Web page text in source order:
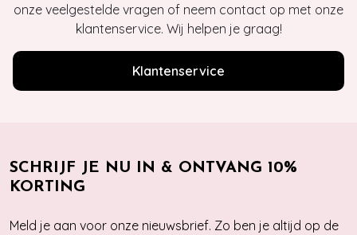
onze veelgestelde vragen of neem contact op met onze
klantenservice. Wij helpen je graag!
Klantenservice
SCHRIJF JE NU IN & ONTVANG 10%
KORTING
Meld je aan voor onze nieuwsbrief. Zo ben je altijd op de